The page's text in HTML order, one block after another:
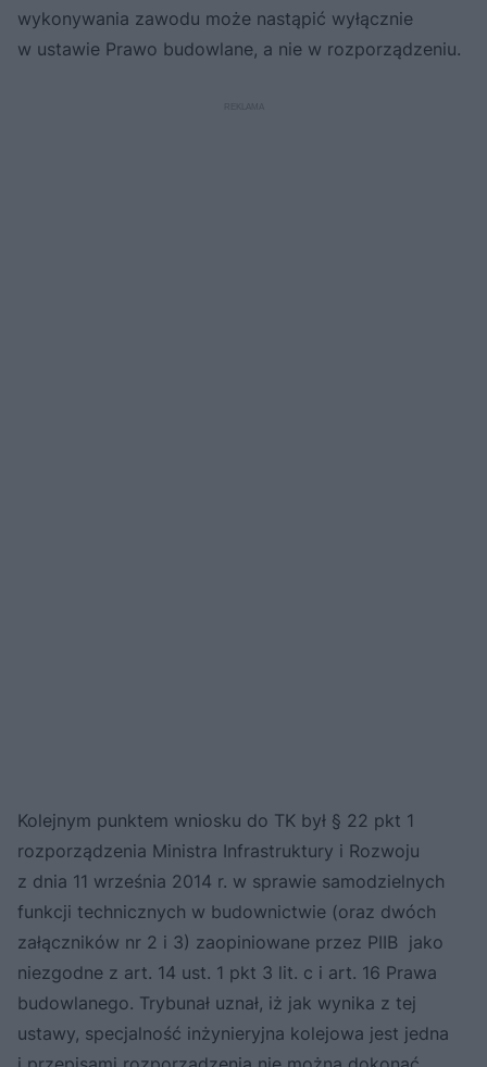
wykonywania zawodu może nastąpić wyłącznie
w ustawie Prawo budowlane, a nie w rozporządzeniu.
Kolejnym punktem wniosku do TK był § 22 pkt 1
rozporządzenia Ministra Infrastruktury i Rozwoju
z dnia 11 września 2014 r. w sprawie samodzielnych
funkcji technicznych w budownictwie (oraz dwóch
załączników nr 2 i 3) zaopiniowane przez PIIB jako
niezgodne z art. 14 ust. 1 pkt 3 lit. c i art. 16 Prawa
budowlanego. Trybunał uznał, iż jak wynika z tej
ustawy, specjalność inżynieryjna kolejowa jest jedna